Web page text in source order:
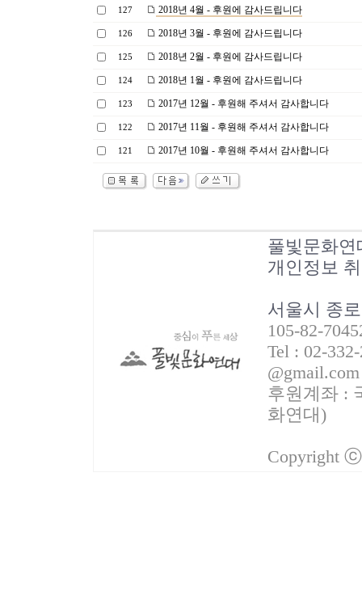
127 2018년 4월 - 후원에 감사드립니다
126 2018년 3월 - 후원에 감사드립니다
125 2018년 2월 - 후원에 감사드립니다
124 2018년 1월 - 후원에 감사드립니다
123 2017년 12월 - 후원해 주셔서 감사합니다
122 2017년 11월 - 후원해 주셔서 감사합니다
121 2017년 10월 - 후원해 주셔서 감사합니다
풀빛문화연
개인정보
서울시 종
105-82-
Tel : 02-
@gmail.com
후원계좌 :
화연대)
Copyright